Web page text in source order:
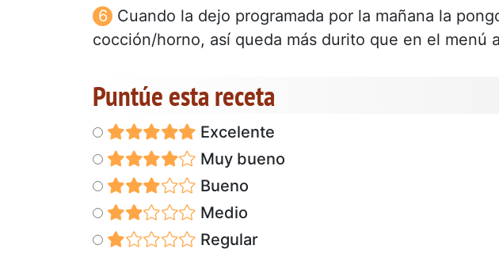
Cuando la dejo programada por la mañana la
cocción/horno, así queda más durito que en el menú
Puntúe esta receta
Excelente
Muy bueno
Bueno
Medio
Regular